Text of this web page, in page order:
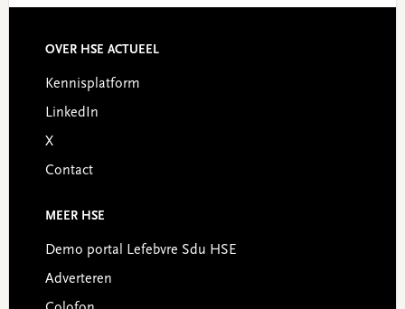
Footer
OVER HSE ACTUEEL
Kennisplatform
LinkedIn
X
Contact
MEER HSE
Demo portal Lefebvre Sdu HSE
Adverteren